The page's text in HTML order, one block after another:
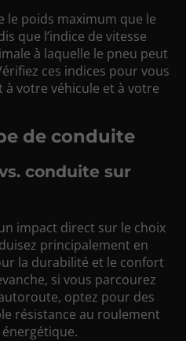
le poids maximum que le
que l’indice de vitesse
à laquelle le pneu peut
ces indices pour vous
à votre véhicule et à votre
de conduite
conduite sur
impact direct sur le choix
principalement en
la durabilité et le confort
si vous parcourez
optez pour des
résistance au roulement